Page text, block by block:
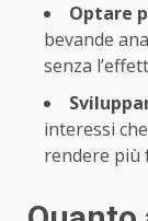
Optare
bevande
senza
interessi
rendere più